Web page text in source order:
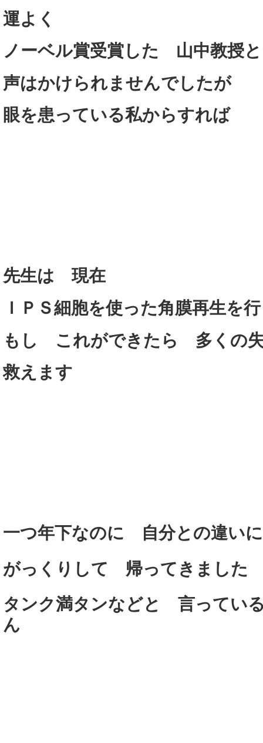
運よく
ノーベル賞受賞した 山中教授
声はかけられませんでしたが
眼を患っている私からすれば
先生は 現在
ＩＰＳ細胞を使った角膜再生を
もし これができたら 多くの失
救えます
一つ年下なのに 自分との違
がっくりして 帰ってきました
タンク満タンなどと 言ってい
ん